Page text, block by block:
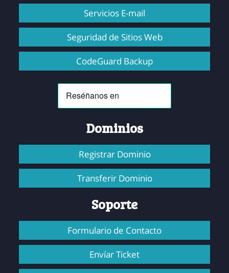
Servicios E-mail
Seguridad de Sitios Web
CodeGuard Backup
Dominios
Registrar Dominio
Transferir Dominio
Soporte
Formulario de Contacto
Envíar Ticket